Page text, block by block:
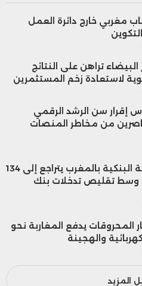
مغربي خارج دائرة العمل
البيضاء تراهن على النتائج
لاستعادة زخم المستثمرين
إقرار سن الرشد الرقمي
من مخاطر المنصات
عجز السيولة البنكية بالمغرب يتراجع إلى 134
وسط تقليص تدخلات بنك
المحروقات يدفع المغاربة نحو
والهجينة
المزيد